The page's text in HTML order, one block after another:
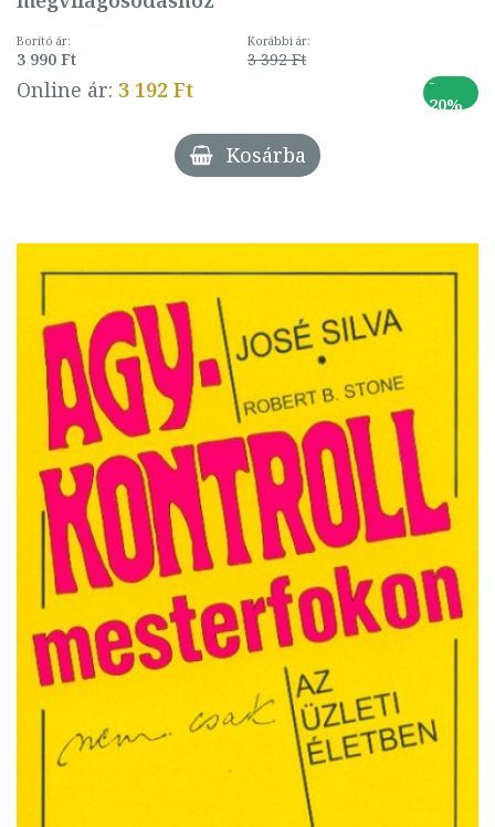
Borító ár:
3 990 Ft
Korábbi ár:
3 392 Ft
Online ár: 3 192 Ft
-
20%
Kosárba